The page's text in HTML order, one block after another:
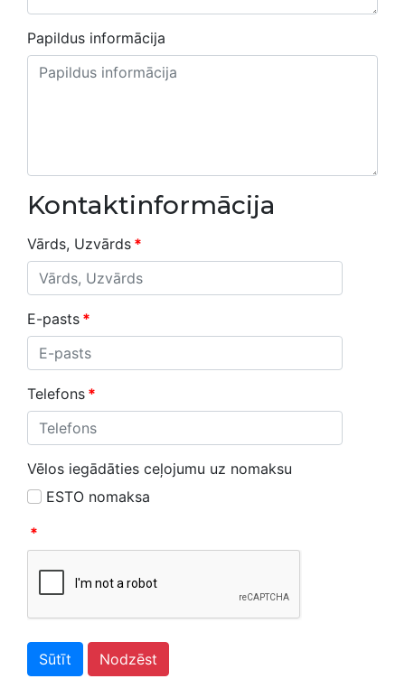
Papildus informācija
Kontaktinformācija
Vārds, Uzvārds *
E-pasts *
Telefons *
Vēlos iegādāties ceļojumu uz nomaksu
ESTO nomaksa
*
Sūtīt Nodzēst